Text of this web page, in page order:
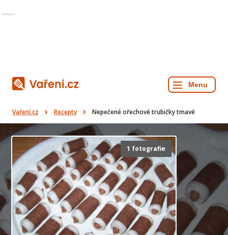
Reklama
Vaření.cz Recepty Nepečené ořechové trubičky tmavé
1 fotografie